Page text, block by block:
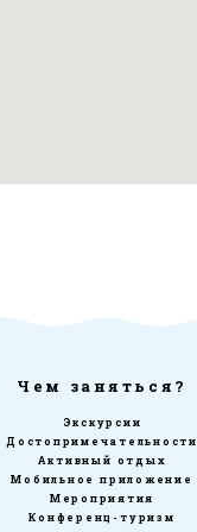
Чем заняться?
Экскурсии
Достопримечательности
Активный отдых
Мобильное приложение
Мероприятия
Конференц-туризм